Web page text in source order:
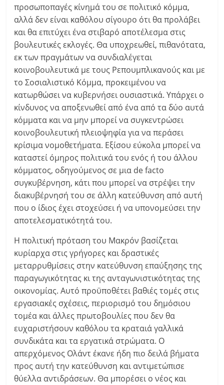
προσωποπαγές κίνημά του σε πολιτικό κόμμα,
αλλά δεν είναι καθόλου σίγουρο ότι θα προλάβει
και θα επιτύχει ένα στιβαρό αποτέλεσμα στις
βουλευτικές εκλογές. Θα υποχρεωθεί, πιθανότατα,
εκ των πραγμάτων να συνδιαλέγεται
κοινοβουλευτικά με τους Ρεπουμπλικανούς και με
το Σοσιαλιστικό Κόμμα, προκειμένου να
κατωρθώσει να κυβερνήσει ουσιαστικά. Υπάρχει ο
κίνδυνος να αποξενωθεί από ένα από τα δύο αυτά
κόμματα και να μην μπορεί να συγκεντρώσει
κοινοβουλευτική πλειοψηφία για να περάσει
κρίσιμα νομοθετήματα. Εξίσου εύκολα μπορεί να
καταστεί όμηρος πολιτικά του ενός ή του άλλου
κόμματος, οδηγούμενος σε μια de facto
συγκυβέρνηση, κάτι που μπορεί να στρέψει την
διακυβέρνησή του σε άλλη κατεύθυνση από αυτή
που ο ίδιος έχει στοχεύσει ή να υπονομεύσει την
αποτελεσματικότητά του.
Η πολιτική πρόταση του Μακρόν βασίζεται
κυρίαρχα στις γρήγορες και δραστικές
μεταρρυθμίσεις στην κατεύθυνση επαύξησης της
παραγωγικότητας κι της ανταγωνιστικότητας της
οικονομίας. Αυτό προϋποθέτει βαθιές τομές στις
εργασιακές σχέσεις, περιορισμό του δημόσιου
τομέα και άλλες πρωτοβουλίες που δεν θα
ευχαριστήσουν καθόλου τα κραταιά γαλλικά
συνδικάτα και τα εργατικά στρώματα. Ο
απερχόμενος Ολάντ έκανε ήδη πιο δειλά βήματα
προς αυτή την κατεύθυνση και αντιμετώπισε
θύελλα αντιδράσεων. Θα μπορέσει ο νέος και